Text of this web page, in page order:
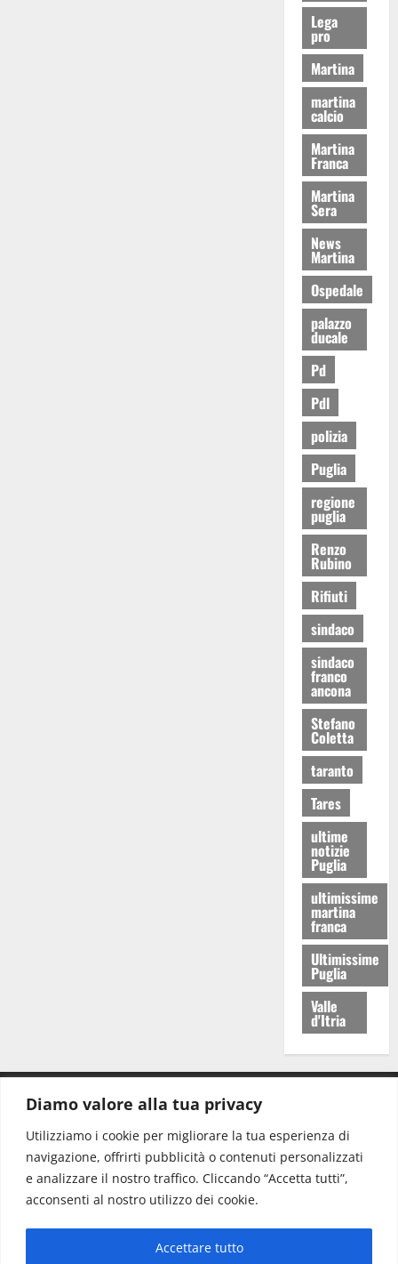
Diamo valore alla tua privacy
Utilizziamo i cookie per migliorare la tua esperienza di
navigazione, offrirti pubblicità o contenuti personalizzati
e analizzare il nostro traffico. Cliccando “Accetta tutti”,
acconsenti al nostro utilizzo dei cookie.
Accettare tutto
Lega
pro
Martina
martina
calcio
Martina
Franca
Martina
Sera
News
Martina
Ospedale
palazzo
ducale
Pd
Pdl
polizia
Puglia
regione
puglia
Renzo
Rubino
Rifiuti
sindaco
sindaco
franco
ancona
Stefano
Coletta
taranto
Tares
ultime
notizie
Puglia
ultimissime
martina
franca
Ultimissime
Puglia
Valle
d'Itria
Redazione: redazione@www.martinasera.it
Direttore:direttore@www.martinasera.it
Info & Commerciale:info@www.martinasera.it